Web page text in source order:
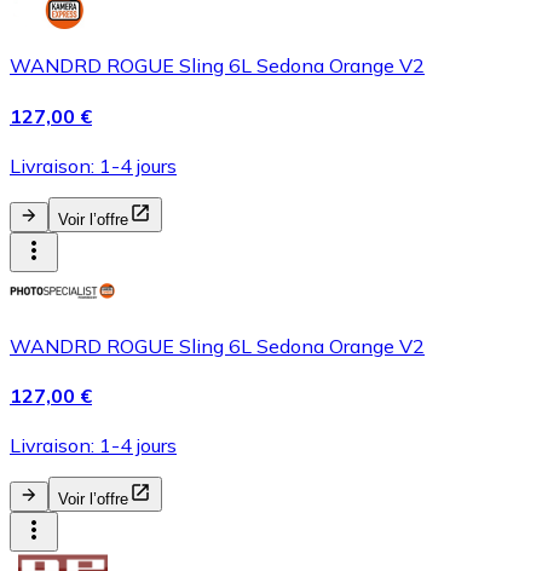
WANDRD ROGUE Sling 6L Sedona Orange V2
127,00 €
Livraison: 1-4 jours
Voir l’offre
WANDRD ROGUE Sling 6L Sedona Orange V2
127,00 €
Livraison: 1-4 jours
Voir l’offre